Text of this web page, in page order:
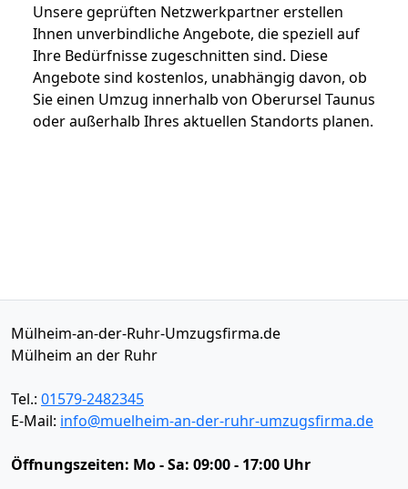
Unsere geprüften Netzwerkpartner erstellen
Ihnen unverbindliche Angebote, die speziell auf
Ihre Bedürfnisse zugeschnitten sind. Diese
Angebote sind kostenlos, unabhängig davon, ob
Sie einen Umzug innerhalb von Oberursel Taunus
oder außerhalb Ihres aktuellen Standorts planen.
Mülheim-an-der-Ruhr-Umzugsfirma.de
Mülheim an der Ruhr
Tel.: 01579-2482345
E-Mail: info@muelheim-an-der-ruhr-umzugsfirma.de
Öffnungszeiten: Mo - Sa: 09:00 - 17:00 Uhr